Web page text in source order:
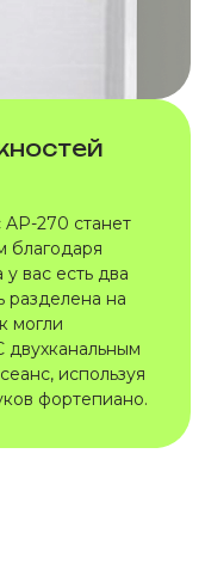
270 станет
благодаря
вас есть два
разделена на
могли
двухканальным
используя
фортепиано.